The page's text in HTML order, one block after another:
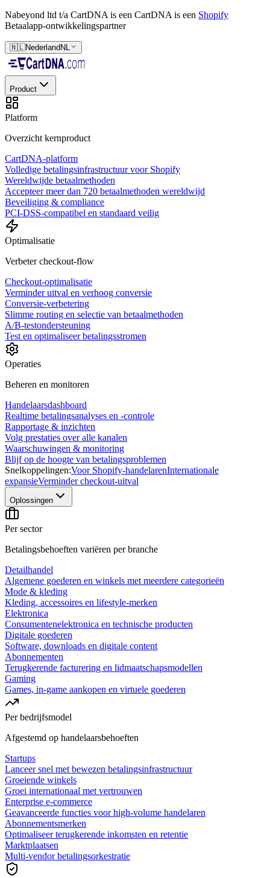
Nabeyond ltd t/a CartDNA is een CartDNA is een Shopify
Betaalapp-ontwikkelingspartner
🇳🇱Nederland NL
Product
Platform
Overzicht kernproduct
CartDNA-platform
Volledige betalingsinfrastructuur voor Shopify
Wereldwijde betaalmethoden
Accepteer meer dan 720 betaalmethoden wereldwijd
Beveiliging & compliance
PCI-DSS-compatibel en standaard veilig
Optimalisatie
Verbeter checkout-flow
Checkout-optimalisatie
Verminder uitval en verhoog conversie
Conversie-verbetering
Slimme routing en selectie van betaalmethoden
A/B-testondersteuning
Test en optimaliseer betalingsstromen
Operaties
Beheren en monitoren
Handelaarsdashboard
Realtime betalingsanalyses en -controle
Rapportage & inzichten
Volg prestaties over alle kanalen
Waarschuwingen & monitoring
Blijf op de hoogte van betalingsproblemen
Snelkoppelingen:Voor Shopify-handelarenInternationale
expansieVerminder checkout-uitval
Oplossingen
Per sector
Betalingsbehoeften variëren per branche
Detailhandel
Algemene goederen en winkels met meerdere categorieën
Mode & kleding
Kleding, accessoires en lifestyle-merken
Elektronica
Consumentenelektronica en technische producten
Digitale goederen
Software, downloads en digitale content
Abonnementen
Terugkerende facturering en lidmaatschapsmodellen
Gaming
Games, in-game aankopen en virtuele goederen
Per bedrijfsmodel
Afgestemd op handelaarsbehoeften
Startups
Lanceer snel met bewezen betalingsinfrastructuur
Groeiende winkels
Groei internationaal met vertrouwen
Enterprise e-commerce
Geavanceerde functies voor high-volume handelaren
Abonnementsmerken
Optimaliseer terugkerende inkomsten en retentie
Marktplaatsen
Multi-vendor betalingsorkestratie